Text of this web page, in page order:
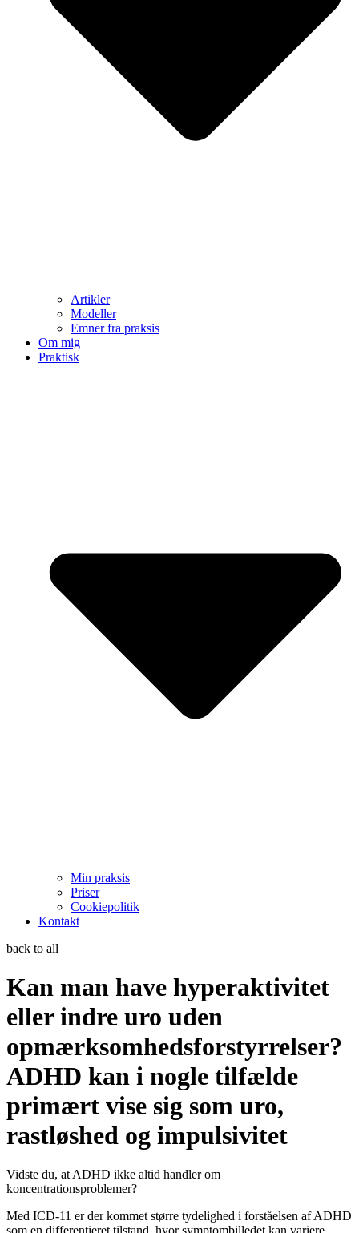
Artikler
Modeller
Emner fra praksis
Om mig
Praktisk
Min praksis
Priser
Cookiepolitik
Kontakt
back to all
Kan man have hyperaktivitet
eller indre uro uden
opmærksomhedsforstyrrelser?
ADHD kan i nogle tilfælde
primært vise sig som uro,
rastløshed og impulsivitet
Vidste du, at ADHD ikke altid handler om
koncentrationsproblemer?
Med ICD-11 er der kommet større tydelighed i forståelsen af ADHD